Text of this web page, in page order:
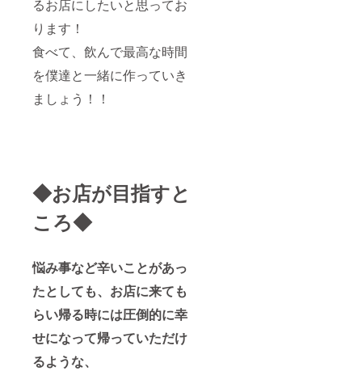
るお店にしたいと思ってお
ります！
食べて、飲んで最高な時間
を僕達と一緒に作っていき
ましょう！！
◆お店が目指すと
ころ◆
悩み事など辛いことがあっ
たとしても、お店に来ても
らい帰る時には圧倒的に幸
せになって帰っていただけ
るような、